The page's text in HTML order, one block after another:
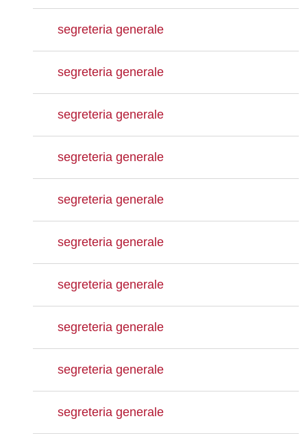
segreteria generale
segreteria generale
segreteria generale
segreteria generale
segreteria generale
segreteria generale
segreteria generale
segreteria generale
segreteria generale
segreteria generale